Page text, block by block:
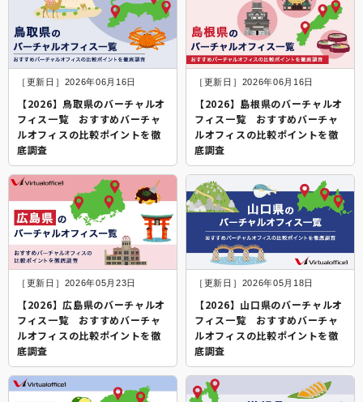
［更新日］2026年06月16日
【2026】鳥取県のバーチャルオ
フィス一覧 おすすめバーチャ
ルオフィスの比較ポイントを徹
底調査
［更新日］2026年06月16日
【2026】島根県のバーチャルオ
フィス一覧 おすすめバーチャ
ルオフィスの比較ポイントを徹
底調査
［更新日］2026年05月23日
【2026】広島県のバーチャルオ
フィス一覧 おすすめバーチャ
ルオフィスの比較ポイントを徹
底調査
［更新日］2026年05月18日
【2026】山口県のバーチャルオ
フィス一覧 おすすめバーチャ
ルオフィスの比較ポイントを徹
底調査